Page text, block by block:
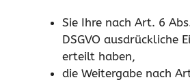
Sie Ihre nach Art. 6
DSGVO ausdrückliche
erteilt haben,
die Weitergabe nach